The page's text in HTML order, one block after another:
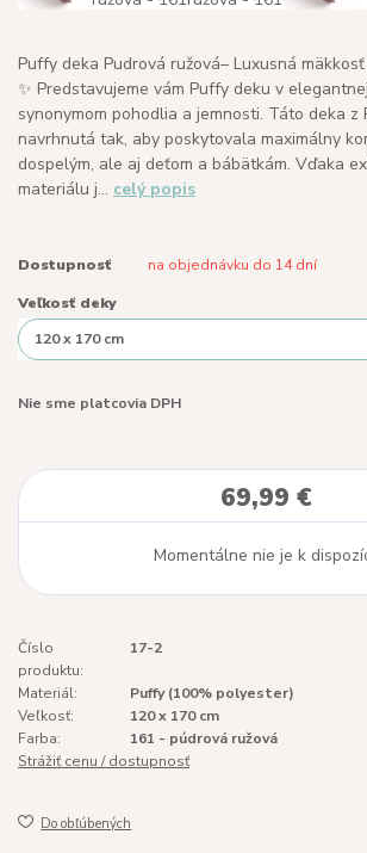
Puffy deka Pudrová ružová– Luxusná
✨ Predstavujeme vám Puffy deku v
synonymom pohodlia a jemnosti. Táto deka z
navrhnutá tak, aby poskytovala maximálny
dospelým, ale aj deťom a bábätkám. Vďaka
materiálu j... celý popis
Dostupnosť na objednávku do 14 dní
Veľkosť deky
Nie sme platcovia DPH
69,99 €
Momentálne nie je k
Číslo
produktu:
17-2
Materiál:
Puffy (100% polyester)
Veľkosť:
120 x 170 cm
Farba:
161 - púdrová ružová
Strážiť cenu / dostupnosť
Do obľúbených